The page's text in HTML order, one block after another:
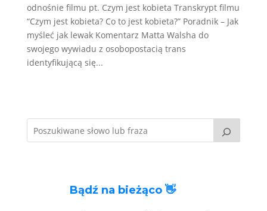
odnośnie filmu pt. Czym jest kobieta Transkrypt filmu
“Czym jest kobieta? Co to jest kobieta?” Poradnik – Jak
myśleć jak lewak Komentarz Matta Walsha do
swojego wywiadu z osobopostacią trans
identyfikującą się...
Bądź na bieżąco 👋